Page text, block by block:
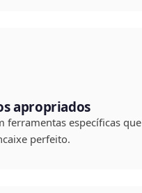
apropriados
ferramentas específicas que
perfeito.